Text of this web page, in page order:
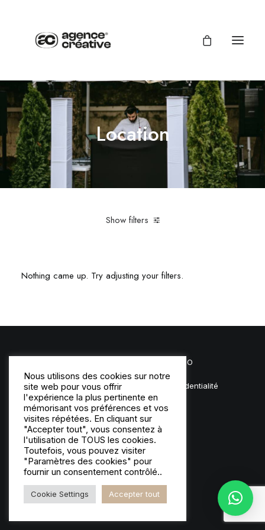
Location
Show filters
Nothing came up. Try adjusting your filters.
MLS | STUDIO
Mentions Légales|Politique de confidentialité
Nous utilisons des cookies sur notre
site web pour vous offrir
l'expérience la plus pertinente en
mémorisant vos préférences et vos
visites répétées. En cliquant sur
"Accepter tout", vous consentez à
l'utilisation de TOUS les cookies.
Toutefois, vous pouvez visiter
"Paramètres des cookies" pour
fournir un consentement contrôlé..
Cookie Settings Accepter tout